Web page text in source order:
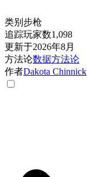
类别 步枪
追踪玩家数1,098
更新于2026年8月
方法论数据方法论
作者Dakota Chinnick